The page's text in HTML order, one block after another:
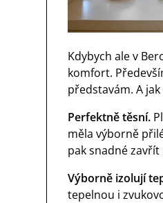
Kdybych ale v
komfort.
představám. A
Perfektně těsní.
měla výborně
pak snadné zavřít
Výborně izolují
tepelnou i